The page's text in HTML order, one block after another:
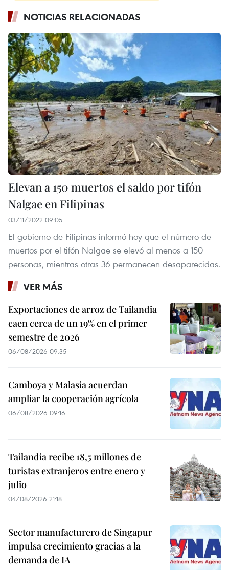
NOTICIAS RELACIONADAS
Elevan a 150 muertos el saldo por tifón
Nalgae en Filipinas
03/11/2022 09:05
El gobierno de Filipinas informó hoy que el número de
muertos por el tifón Nalgae se elevó al menos a 150
personas, mientras otras 36 permanecen desaparecidas.
VER MÁS
Exportaciones de arroz de Tailandia
caen cerca de un 19% en el primer
semestre de 2026
06/08/2026 09:35
Camboya y Malasia acuerdan
ampliar la cooperación agrícola
06/08/2026 09:16
Tailandia recibe 18,5 millones de
turistas extranjeros entre enero y
julio
04/08/2026 21:18
Sector manufacturero de Singapur
impulsa crecimiento gracias a la
demanda de IA